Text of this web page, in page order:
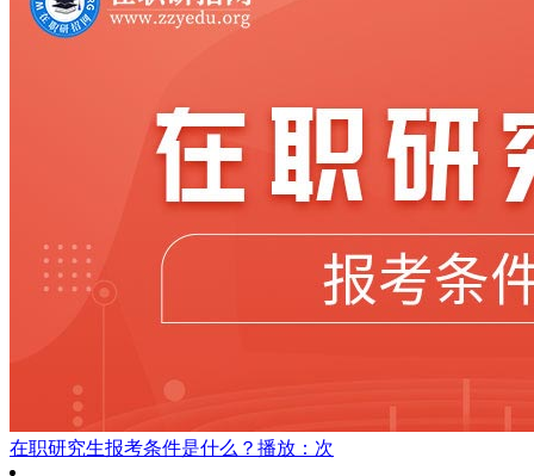
在职研究生报考条件是什么？ 播放：次